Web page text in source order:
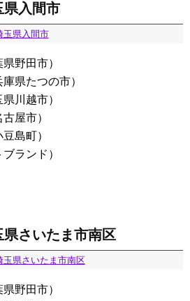
県入間市
玉県入間市
野田市）
県たつの市）
川越市）
屋市）
島町）
ランド）
さいたま市南区
玉県さいたま市南区
野田市）